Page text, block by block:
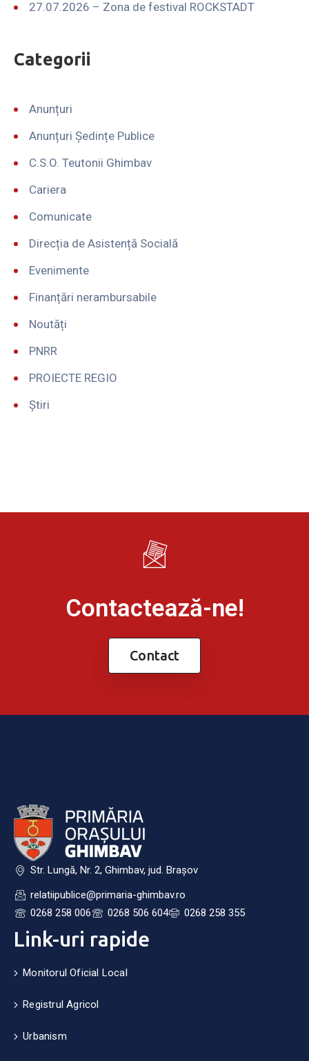
27.07.2026 – Zona de festival ROCKSTADT
Categorii
Anunțuri
Anunțuri Ședințe Publice
C.S.O. Teutonii Ghimbav
Cariera
Comunicate
Direcția de Asistență Socială
Evenimente
Finanțări nerambursabile
Noutăți
PNRR
PROIECTE REGIO
Știri
Contactează-ne!
Contact
Str. Lungă, Nr. 2, Ghimbav, jud. Brașov
relatiipublice@primaria-ghimbav.ro
0268 258 006
0268 506 604 0268 258 355
Link-uri rapide
Monitorul Oficial Local
Registrul Agricol
Urbanism